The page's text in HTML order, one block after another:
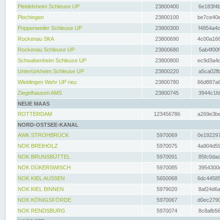
Pleidelsheim Schleuse UP 23800400
Plochingen
23800100
Poppenweiler Schleuse UP
23800300
Rockenau SKA
23800690
Rockenau Schleuse UP
23800680
Schwabenheim Schleuse UP
23800800
Untertürkheim Schleuse UP
23800220
Wieblingen Wehr UP neu
23800780
Ziegelhausen AMS
23800745
NEUE MAAS
ROTTERDAM
123456786
NORD-OSTSEE-KANAL
AWK STROHBRÜCK
5970069
NOK BREIHOLZ
5970075
NOK BRUNSBÜTTEL
5970091
NOK DÜKERSWISCH
5970085
NOK KIEL AUSSEN
5650068
NOK KIEL BINNEN
5979020
NOK KÖNIGSFÖRDE
5970067
NOK RENDSBURG
5970074